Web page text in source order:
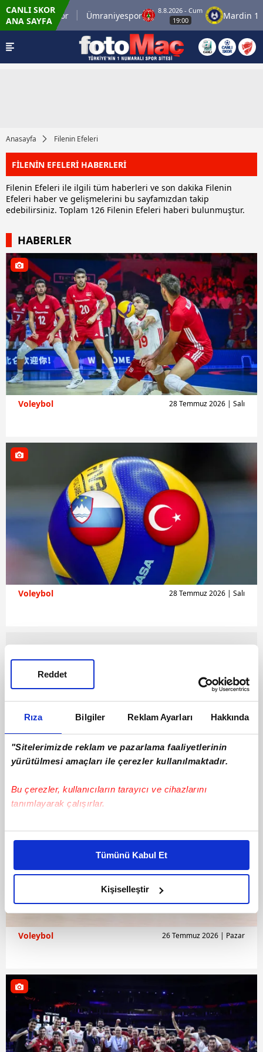
Rıza Bilgiler Reklam Ayarları Hakkında
"Sitelerimizde reklam ve pazarlama faaliyetlerinin
yürütülmesi amaçları ile çerezler kullanılmaktadır.
Bu çerezler, kullanıcıların tarayıcı ve cihazlarını
tanımlayarak çalışırlar.
Bu çerezlere izin vermeniz halinde sizlere özel
daha iyi reklam deneyimi yaşatabiliriz. Bunu yaparken
amacımızın size daha iyi bir reklam deneyimi sunmak
olduğunu ve sizlere en iyi içerikleri sunabilmek adına
elimizden gelen çabayı gösterdiğimizi ve bu noktada,
reklamların maliyetlerimizi karşılamak noktasında tek gelir
kalemimiz olduğunu sizlere hatırlatmak isteriz.
takdirde, kullanıcılara hedefli reklamlar
gösterilmeyecektir."
Sizlere daha iyi bir hizmet sunabilmek için İnternet
Sitemizde kendimize ve üçüncü kişilere ait çerezler
kullanılmaktadır. Bu çerezler vasıtasıyla çeşitli kişisel
Tümünü Kabul Et
Kişiselleştir
Reddet
CANLI SKOR
ANA SAYFA
İstanbulspor Ümraniyespor
8.8.2026 - Cum
19:00
Mardin 1969
Anasayfa Filenin Efeleri
FİLENİN EFELERİ HABERLERİ
Filenin Efeleri ile ilgili tüm haberleri ve son dakika Filenin
Efeleri haber ve gelişmelerini bu sayfamızdan takip
edebilirsiniz. Toplam 126 Filenin Efeleri haberi bulunmuştur.
HABERLER
Voleybol 28 Temmuz 2026 | Salı
Voleybol 28 Temmuz 2026 | Salı
Voleybol 26 Temmuz 2026 | Pazar